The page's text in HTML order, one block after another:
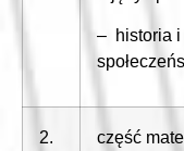
– historia i
2.
część